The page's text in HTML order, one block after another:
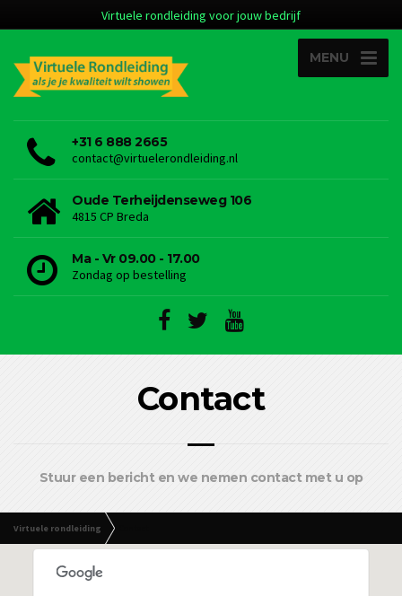
Virtuele rondleiding voor jouw bedrijf
MENU
+31 6 888 2665
contact@virtuelerondleiding.nl
Oude Terheijdenseweg 106
4815 CP Breda
Ma - Vr 09.00 - 17.00
Zondag op bestelling
Contact
Stuur een bericht en we nemen contact met u op
Virtuele rondleiding